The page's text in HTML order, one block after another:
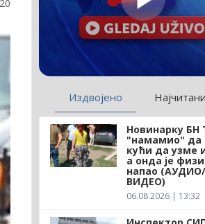
Издвојено
Новинарку БН
"намамио" да
кући да узме
а онда је
напао (АУДИО/
ВИДЕО)
06.08.2026 | 13:32